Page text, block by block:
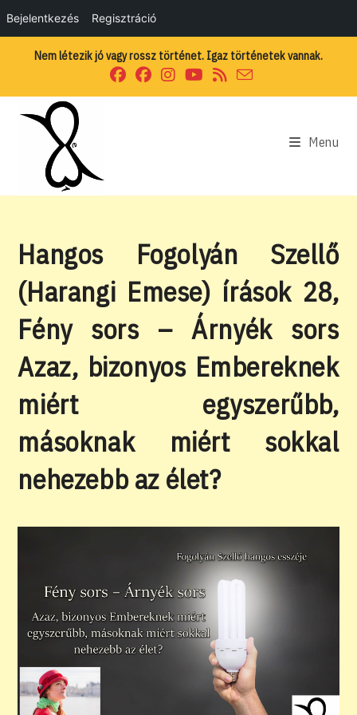
Bejelentkezés Regisztráció
Nem létezik jó vagy rossz történet. Igaz történetek vannak.
Menu
Hangos Fogolyán Szellő
(Harangi Emese) írások 28,
Fény sors – Árnyék sors
Azaz, bizonyos Embereknek
miért egyszerűbb,
másoknak miért sokkal
nehezebb az élet?